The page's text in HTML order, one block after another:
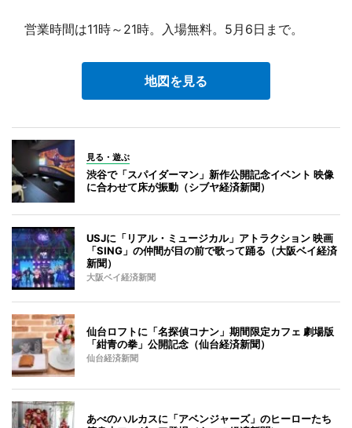
営業時間は11時～21時。入場無料。5月6日まで。
地図を見る
見る・遊ぶ
渋谷で「スパイダーマン」新作公開記念イベント 映像
に合わせて床が振動（シブヤ経済新聞）
USJに「リアル・ミュージカル」アトラクション 映画
「SING」の仲間が目の前で歌って踊る（大阪ベイ経済
新聞）
大阪ベイ経済新聞
仙台ロフトに「名探偵コナン」期間限定カフェ 劇場版
「紺青の拳」公開記念（仙台経済新聞）
仙台経済新聞
あべのハルカスに「アベンジャーズ」のヒーローたち